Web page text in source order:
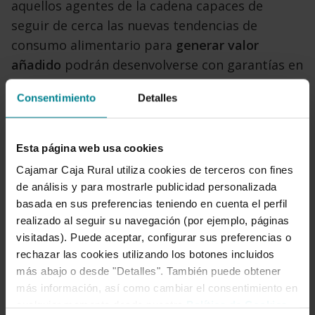
Consentimiento Detalles
Esta página web usa cookies
Cajamar Caja Rural utiliza cookies de terceros con fines
de análisis y para mostrarle publicidad personalizada
basada en sus preferencias teniendo en cuenta el perfil
realizado al seguir su navegación (por ejemplo, páginas
visitadas). Puede aceptar, configurar sus preferencias o
rechazar las cookies utilizando los botones incluidos
más abajo o desde "Detalles". También puede obtener
más información, así como cambiar el consentimiento en
aquellos agentes de la cadena capaces de
seguir de cerca las nuevas tendencias de
consumo alimentario para generar valor
añadido podrán desenvolverse con garantías en
un mercado cada vez más complejo. Pero para
disfrutar de esta ventaja competitiva necesitan
rediseñar sus procesos de producción, su
estructura empresarial y sus políticas de
marketing.